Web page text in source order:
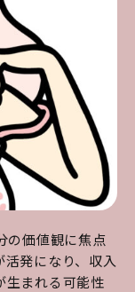
の価値観に焦点
発になり、収入
生まれる可能性